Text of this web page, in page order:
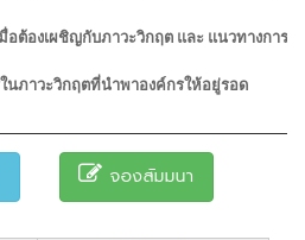
อต้องเผชิญกับภาวะวิกฤต และ แนวทางการรั
นภาวะวิกฤตที่นำพาองค์กรให้อยู่รอด
จองสัมมนา